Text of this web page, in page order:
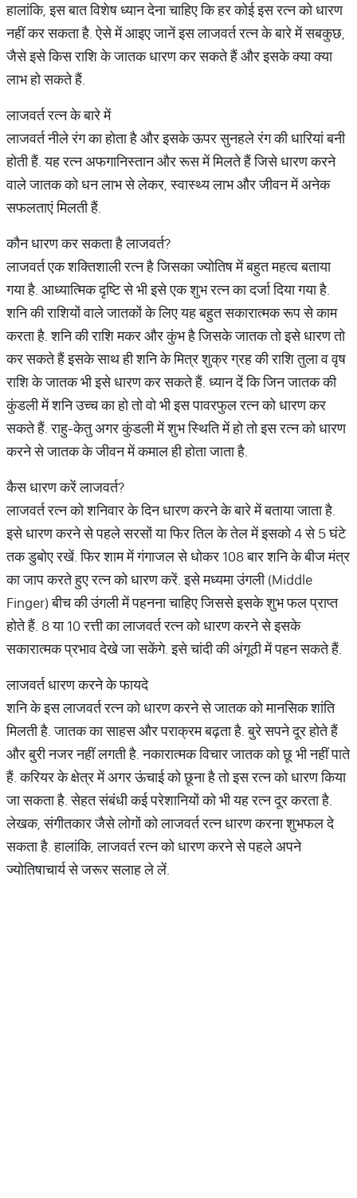
हालांकि, इस बात विशेष ध्यान देना चाहिए कि हर कोई इस रत्न को धारण
नहीं कर सकता है. ऐसे में आइए जानें इस लाजवर्त रत्न के बारे में सबकुछ,
जैसे इसे किस राशि के जातक धारण कर सकते हैं और इसके क्या क्या
लाभ हो सकते हैं.
लाजवर्त रत्न के बारे में
लाजवर्त नीले रंग का होता है और इसके ऊपर सुनहले रंग की धारियां बनी
होती हैं. यह रत्न अफगानिस्तान और रूस में मिलते हैं जिसे धारण करने
वाले जातक को धन लाभ से लेकर, स्वास्थ्य लाभ और जीवन में अनेक
सफलताएं मिलती हैं.
कौन धारण कर सकता है लाजवर्त?
लाजवर्त एक शक्तिशाली रत्न है जिसका ज्योतिष में बहुत महत्व बताया
गया है. आध्यात्मिक दृष्टि से भी इसे एक शुभ रत्न का दर्जा दिया गया है.
शनि की राशियों वाले जातकों के लिए यह बहुत सकारात्मक रूप से काम
करता है. शनि की राशि मकर और कुंभ है जिसके जातक तो इसे धारण तो
कर सकते हैं इसके साथ ही शनि के मित्र शुक्र ग्रह की राशि तुला व वृष
राशि के जातक भी इसे धारण कर सकते हैं. ध्यान दें कि जिन जातक की
कुंडली में शनि उच्च का हो तो वो भी इस पावरफुल रत्न को धारण कर
सकते हैं. राहु-केतु अगर कुंडली में शुभ स्थिति में हो तो इस रत्न को धारण
करने से जातक के जीवन में कमाल ही होता जाता है.
कैस धारण करें लाजवर्त?
लाजवर्त रत्न को शनिवार के दिन धारण करने के बारे में बताया जाता है.
इसे धारण करने से पहले सरसों या फिर तिल के तेल में इसको 4 से 5 घंटे
तक डुबोए रखें. फिर शाम में गंगाजल से धोकर 108 बार शनि के बीज मंत्र
का जाप करते हुए रत्न को धारण करें. इसे मध्यमा उंगली (Middle
Finger) बीच की उंगली में पहनना चाहिए जिससे इसके शुभ फल प्राप्त
होते हैं. 8 या 10 रत्ती का लाजवर्त रत्न को धारण करने से इसके
सकारात्मक प्रभाव देखे जा सकेंगे. इसे चांदी की अंगूठी में पहन सकते हैं.
लाजवर्त धारण करने के फायदे
शनि के इस लाजवर्त रत्न को धारण करने से जातक को मानसिक शांति
मिलती है. जातक का साहस और पराक्रम बढ़ता है. बुरे सपने दूर होते हैं
और बुरी नजर नहीं लगती है. नकारात्मक विचार जातक को छू भी नहीं पाते
हैं. करियर के क्षेत्र में अगर ऊंचाई को छूना है तो इस रत्न को धारण किया
जा सकता है. सेहत संबंधी कई परेशानियों को भी यह रत्न दूर करता है.
लेखक, संगीतकार जैसे लोगों को लाजवर्त रत्न धारण करना शुभफल दे
सकता है. हालांकि, लाजवर्त रत्न को धारण करने से पहले अपने
ज्योतिषाचार्य से जरूर सलाह ले लें.